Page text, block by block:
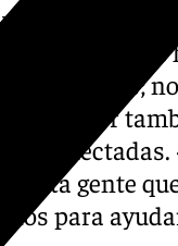
Cordero
población se
afectadas.
falta gente
para